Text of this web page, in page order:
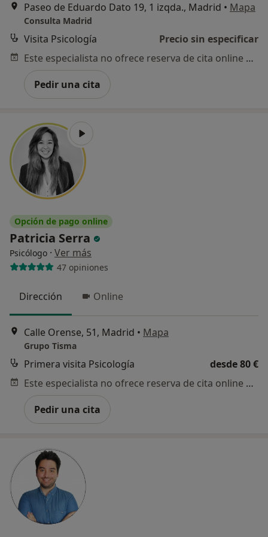
Paseo de Eduardo Dato 19, 1 izqda., Madrid • Mapa
Consulta Madrid
Visita Psicología
Precio sin especificar
Este especialista no ofrece reserva de cita online en esta dirección.
Pedir una cita
Opción de pago online
Patricia Serra
Psicólogo · Ver más
47 opiniones
Dirección Online
Calle Orense, 51, Madrid • Mapa
Grupo Tisma
Primera visita Psicología
desde 80 €
Este especialista no ofrece reserva de cita online en esta dirección.
Pedir una cita